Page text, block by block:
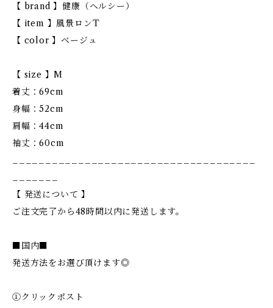
【 brand 】健康（ヘルシー）
【 item 】風景ロンT
【 color 】ベージュ
【 size 】M
着丈：69cm
身幅：52cm
肩幅：44cm
袖丈：60cm
【 発送について 】
ご注文完了から48時間以内に発送します。
■国内■
発送方法をお選び頂けます◎
①クリックポスト